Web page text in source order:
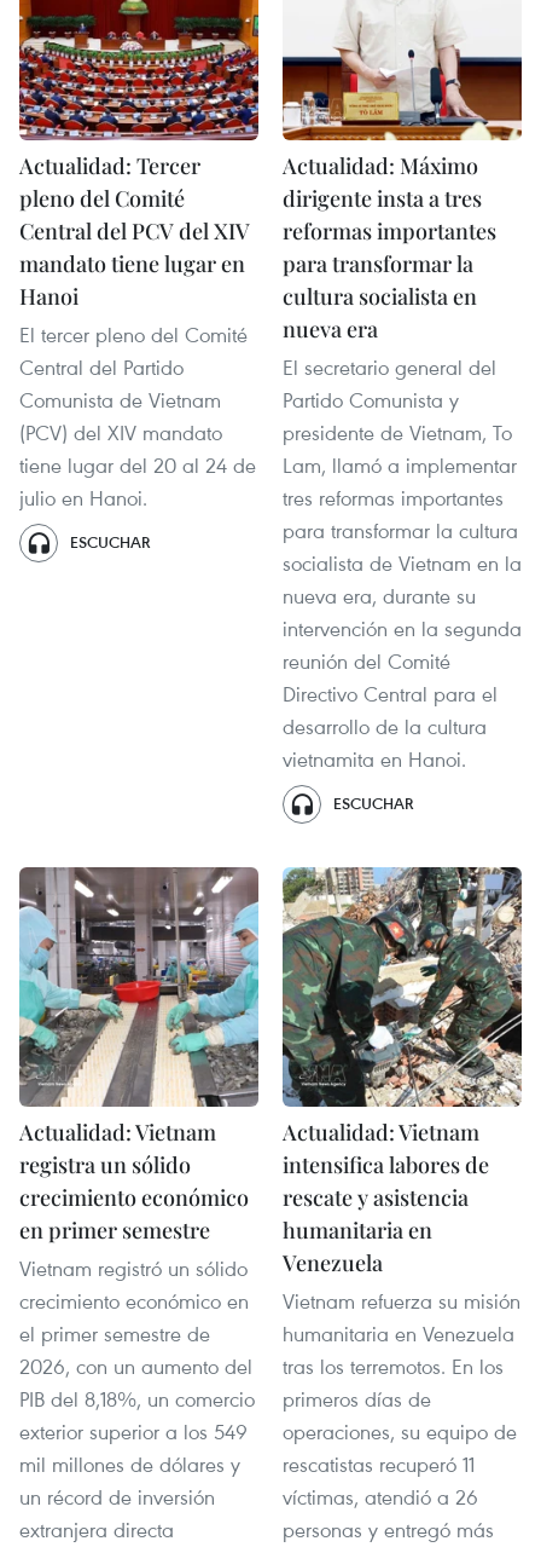
Actualidad: Tercer
pleno del Comité
Central del PCV del XIV
mandato tiene lugar en
Hanoi
El tercer pleno del Comité
Central del Partido
Comunista de Vietnam
(PCV) del XIV mandato
tiene lugar del 20 al 24 de
julio en Hanoi.
ESCUCHAR
Actualidad: Máximo
dirigente insta a tres
reformas importantes
para transformar la
cultura socialista en
nueva era
El secretario general del
Partido Comunista y
presidente de Vietnam, To
Lam, llamó a implementar
tres reformas importantes
para transformar la cultura
socialista de Vietnam en la
nueva era, durante su
intervención en la segunda
reunión del Comité
Directivo Central para el
desarrollo de la cultura
vietnamita en Hanoi.
ESCUCHAR
Actualidad: Vietnam
registra un sólido
crecimiento económico
en primer semestre
Vietnam registró un sólido
crecimiento económico en
el primer semestre de
2026, con un aumento del
PIB del 8,18%, un comercio
exterior superior a los 549
mil millones de dólares y
un récord de inversión
extranjera directa
Actualidad: Vietnam
intensifica labores de
rescate y asistencia
humanitaria en
Venezuela
Vietnam refuerza su misión
humanitaria en Venezuela
tras los terremotos. En los
primeros días de
operaciones, su equipo de
rescatistas recuperó 11
víctimas, atendió a 26
personas y entregó más